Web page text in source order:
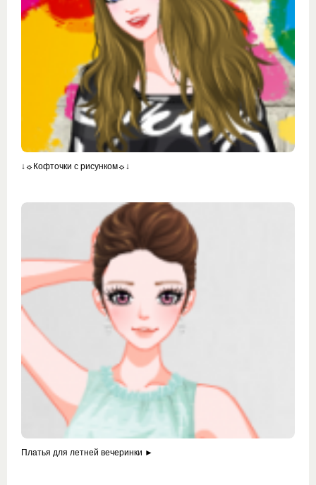
↓☼Кофточки с рисунком☼↓
Платья для летней вечеринки ►